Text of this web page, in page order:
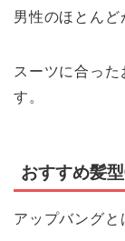
男性のほとんど
スーツに合った
す。
おすすめ髪
アップバングと